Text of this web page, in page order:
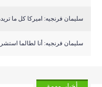
سليمان فرنجيه: ‏اميركا كل ما
سليمان فرنجيه: أنا لطالما